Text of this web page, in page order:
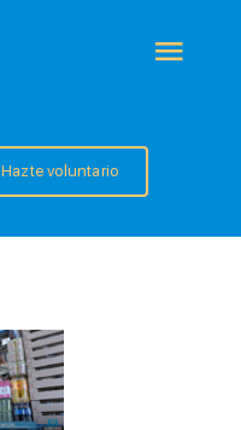
Hazte voluntario